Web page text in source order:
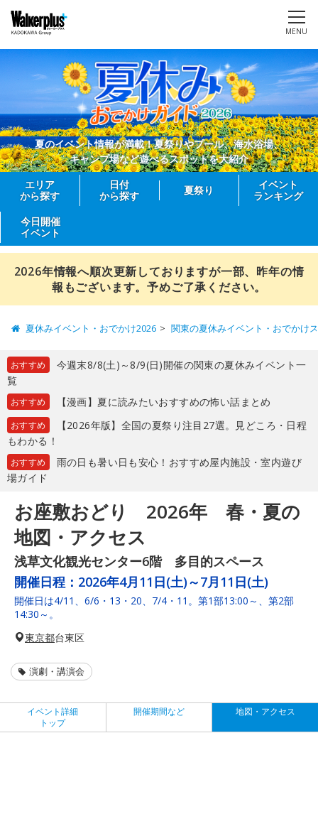
MENU
夏のイベント情報が満載！夏祭りやプール、海水浴場、
キャンプ場など遊べるスポットを大紹介
エリア
から探す
日付
から探す
夏祭り
イベント
ランキング
今日開催
イベント
2026年情報へ順次更新しておりますが一部、昨年の情
報もございます。予めご了承ください。
夏休みイベント・おでかけ2026 関東の夏休みイベント・おでかけ
おすすめ
今週末8/8(土)～8/9(日)開催の関東の夏休みイベント一
覧
おすすめ 【漫画】夏に読みたいおすすめの怖い話まとめ
おすすめ
【2026年版】全国の夏祭り注目27選。見どころ・日程
もわかる！
おすすめ
雨の日も暑い日も安心！おすすめ屋内施設・室内遊び
場ガイド
お座敷おどり 2026年 春・夏の
地図・アクセス
浅草文化観光センター6階 多目的スペース
開催日程： 2026年4月11日(土)～7月11日(土)
開催日は4/11、6/6・13・20、7/4・11。第1部13:00～、第2部
14:30～。
東京都台東区
演劇・講演会
イベント詳細
トップ
開催期間など 地図・アクセス